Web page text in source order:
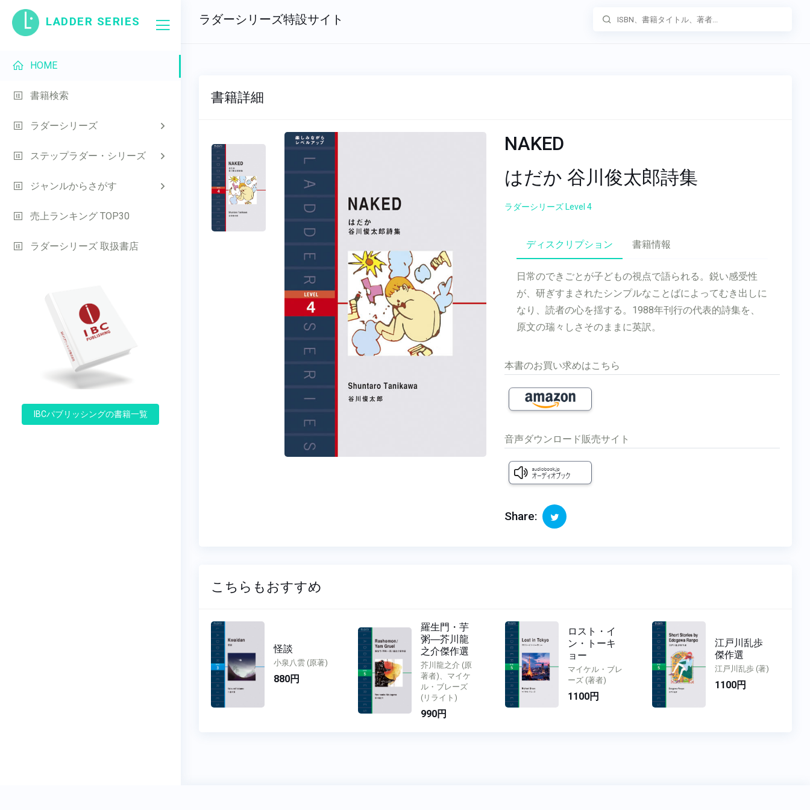
LADDER SERIES
HOME
書籍検索
ラダーシリーズ
ステップラダー・シリーズ
ジャンルからさがす
売上ランキング TOP30
ラダーシリーズ 取扱書店
IBCパブリッシングの書籍一覧
ラダーシリーズ特設サイト
書籍詳細
NAKED
はだか 谷川俊太郎詩集
ラダーシリーズ Level 4
ディスクリプション 書籍情報
日常のできごとが子どもの視点で語られる。鋭い感受性
が、研ぎすまされたシンプルなことばによってむき出しに
なり、読者の心を揺する。1988年刊行の代表的詩集を、
原文の瑞々しさそのままに英訳。
本書のお買い求めはこちら
音声ダウンロード販売サイト
Share:
こちらもおすすめ
怪談
小泉八雲 (原著)
880円
羅生門・芋
粥―芥川龍
之介傑作選
芥川龍之介 (原
著者)、マイケ
ル・ブレーズ
(リライト)
990円
ロスト・イ
ン・トーキ
ョー
マイケル・ブレ
ーズ (著者)
1100円
江戸川乱歩
傑作選
江戸川乱歩 (著)
1100円